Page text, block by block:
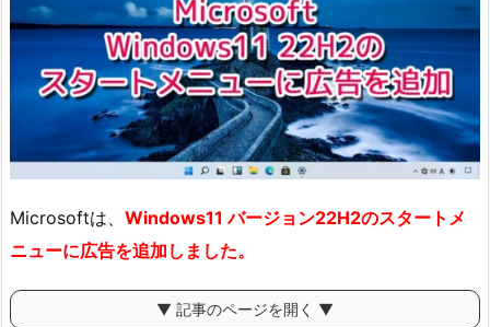
Microsoftは、 Windows11 バージョン22H2のスタートメ
ニューに広告を追加しました。
▼ 記事のページを開く ▼